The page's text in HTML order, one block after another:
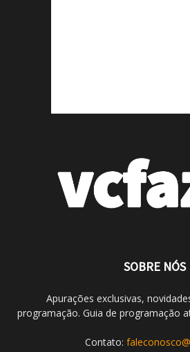
SOBRE NÓS
Apurações exclusivas,
programação. Guia de programação
Contato: